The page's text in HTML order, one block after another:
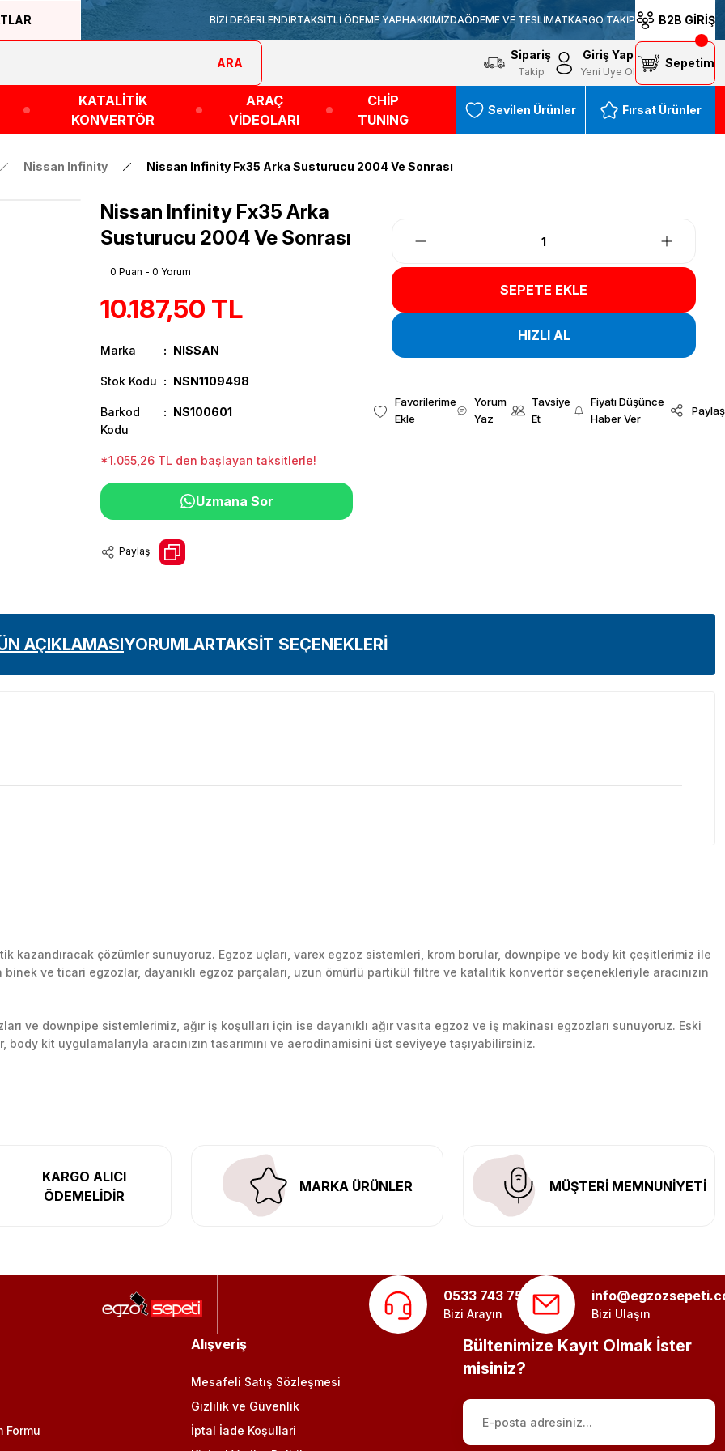
BİZİ DEĞERLENDİRTAKSİTLİ ÖDEME YAPHAKKIMIZDAÖDEME VE TESLİMATKARGO TAKİP B2B GİRİŞ
ARA
Sipariş
Takip
Giriş Yap
Yeni Üye Ol
Sepetim
KATALİTİK
KONVERTÖR
ARAÇ
VİDEOLARI
CHİP
TUNING
Sevilen Ürünler Fırsat Ürünler
Nissan Infinity Nissan Infinity Fx35 Arka Susturucu 2004 Ve Sonrası
Nissan Infinity Fx35 Arka
Susturucu 2004 Ve Sonrası
0 Puan - 0 Yorum
10.187,50 TL
Marka NISSAN
Stok Kodu NSN1109498
Barkod
Kodu
NS100601
*1.055,26 TL den başlayan taksitlerle!
Uzmana Sor
Paylaş
SEPETE EKLE
HIZLI AL
Yorum
Yaz
Tavsiye
Et
Fiyatı Düşünce
Haber Ver
Paylaş
AÇIKLAMASIYORUMLARTAKSİT SEÇENEKLERİ
Yorum Yaz
kazandıracak çözümler sunuyoruz. Egzoz uçları, varex egzoz sistemleri, krom borular, downpipe ve body kit çeşitlerimiz ile
ve ticari egzozlar, dayanıklı egzoz parçaları, uzun ömürlü partikül filtre ve katalitik konvertör seçenekleriyle aracınızın
ve downpipe sistemlerimiz, ağır iş koşulları için ise dayanıklı ağır vasıta egzoz ve iş makinası egzozları sunuyoruz. Eski
kit uygulamalarıyla aracınızın tasarımını ve aerodinamisini üst seviyeye taşıyabilirsiniz.
KARGO ALICI
ÖDEMELİDİR
MARKA ÜRÜNLER MÜŞTERİ MEMNUNİYETİ
0533 743 75 56
Bizi Arayın Bizi Ulaşın
Formu
Alışveriş
Mesafeli Satış Sözleşmesi
Gizlilik ve Güvenlik
İptal İade Koşullari
Bültenimize Kayıt Olmak İster
misiniz?